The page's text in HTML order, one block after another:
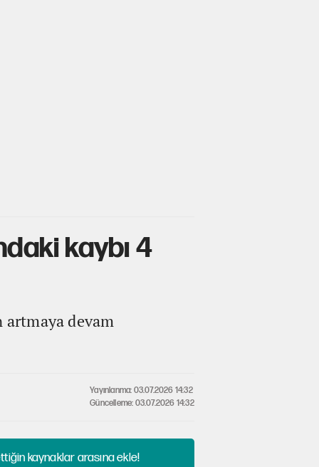
kaybı 4
artmaya devam
Yayınlanma: 03.07.2026 14:32
Güncelleme: 03.07.2026 14:32
kaynaklar arasına ekle!